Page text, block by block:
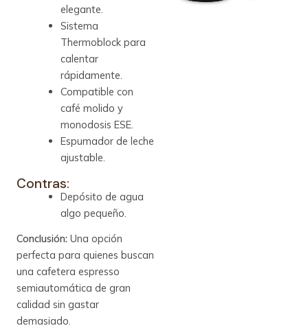
elegante.
Sistema
Thermoblock para
calentar
rápidamente.
Compatible con
café molido y
monodosis ESE.
Espumador de leche
ajustable.
Contras:
Depósito de agua
algo pequeño.
Conclusión: Una opción
perfecta para quienes buscan
una cafetera espresso
semiautomática de gran
calidad sin gastar
demasiado.